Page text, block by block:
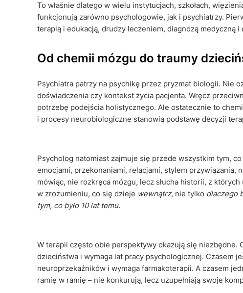
To właśnie dlatego w wielu instytucjach, szkołach,
funkcjonują zarówno psychologowie, jak i psychiatrzy.
terapią i edukacją, drudzy leczeniem, diagnozą medyczną
Od chemii mózgu do traumy
Psychiatra patrzy na psychikę przez pryzmat biologii. Nie
doświadczenia czy kontekst życia pacjenta. Wręcz
potrzebę podejścia holistycznego. Ale ostatecznie to
i procesy neurobiologiczne stanowią podstawę decyzji
Psycholog natomiast zajmuje się przede wszystkim tym,
emocjami, przekonaniami, relacjami, stylem przywiązania,
mówiąc, nie rozkręca mózgu, lecz słucha historii, z
w zrozumieniu, co się dzieje wewnątrz, nie tylko dlaczego
tym, co było 10 lat temu.
W terapii często obie perspektywy okazują się niezbędne.
dzieciństwa i wymaga lat pracy psychologicznej. Czasem
neuroprzekaźników i wymaga farmakoterapii. A czasem
ramię w ramię – nie konkurują, lecz uzupełniają swoje